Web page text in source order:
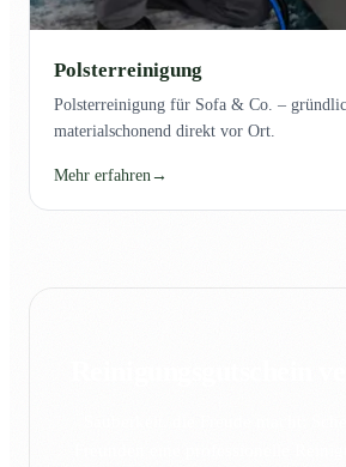
Polsterreinigung
Polsterreinigung für Sofa & Co. –
materialschonend direkt vor Ort.
Mehr erfahren→